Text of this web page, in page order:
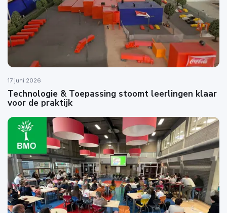
17 juni 2026
Technologie & Toepassing stoomt leerlingen klaar
voor de praktijk